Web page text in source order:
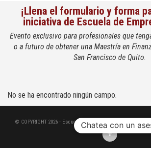
¡Llena el formulario y forma
iniciativa de Escuela de
Evento exclusivo para profesionales que
o a futuro de obtener una Maestría en
San Francisco de Quito.
No se ha encontrado ningún campo.
© COPYRIGHT 2026 - Escuela de Empresas de la
Chatea con un